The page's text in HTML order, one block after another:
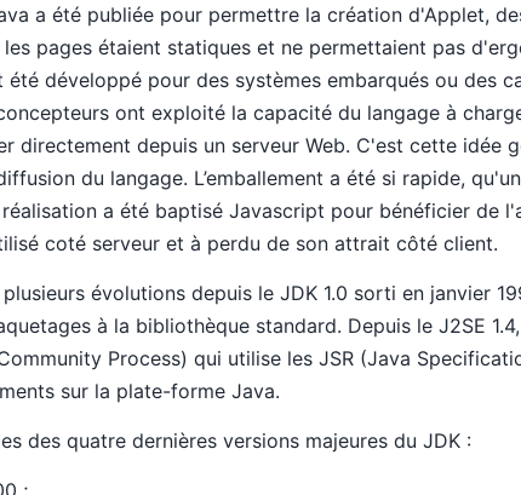
a été publiée pour permettre la création d'Applet,
pages étaient statiques et ne permettaient pas
développé pour des systèmes embarqués ou des
ont exploité la capacité du langage à
directement depuis un serveur Web. C'est cette idée
du langage. L’emballement a été si rapide,
a été baptisé Javascript pour bénéficier de
coté serveur et à perdu de son attrait côté client.
évolutions depuis le JDK 1.0 sorti en janvier
à la bibliothèque standard. Depuis le J2SE
Process) qui utilise les JSR (Java
sur la plate-forme Java.
des quatre dernières versions majeures du JDK :
;